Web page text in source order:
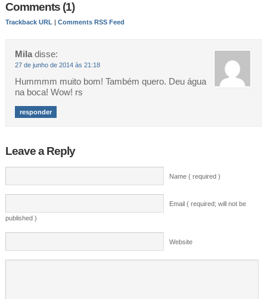
Comments (1)
Trackback URL| Comments RSS Feed
Mila disse:
27 de junho de 2014 às 21:18
Hummmm muito bom! Também quero. Deu água
na boca! Wow! rs
responder
Leave a Reply
Name ( required )
Email ( required; will not be
published )
Website